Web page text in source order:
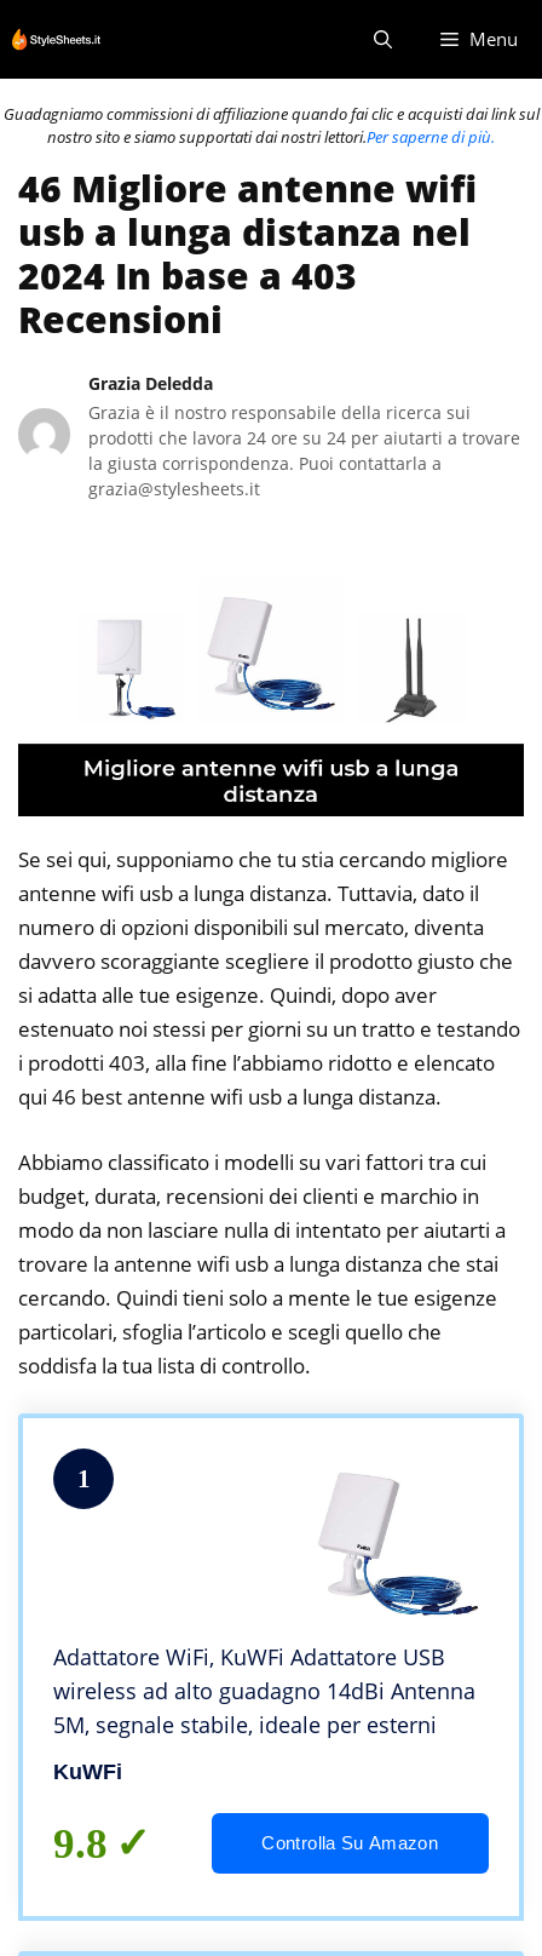
al
contenuto
Menu
Guadagniamo commissioni di affiliazione quando fai clic e acquisti dai link sul
nostro sito e siamo supportati dai nostri lettori.Per saperne di più.
46 Migliore antenne wifi
usb a lunga distanza nel
2024 In base a 403
Recensioni
Grazia Deledda
Grazia è il nostro responsabile della ricerca sui
prodotti che lavora 24 ore su 24 per aiutarti a trovare
la giusta corrispondenza. Puoi contattarla a
grazia@stylesheets.it
Se sei qui, supponiamo che tu stia cercando migliore
antenne wifi usb a lunga distanza. Tuttavia, dato il
numero di opzioni disponibili sul mercato, diventa
davvero scoraggiante scegliere il prodotto giusto che
si adatta alle tue esigenze. Quindi, dopo aver
estenuato noi stessi per giorni su un tratto e testando
i prodotti 403, alla fine l’abbiamo ridotto e elencato
qui 46 best antenne wifi usb a lunga distanza.
Abbiamo classificato i modelli su vari fattori tra cui
budget, durata, recensioni dei clienti e marchio in
modo da non lasciare nulla di intentato per aiutarti a
trovare la antenne wifi usb a lunga distanza che stai
cercando. Quindi tieni solo a mente le tue esigenze
particolari, sfoglia l’articolo e scegli quello che
soddisfa la tua lista di controllo.
1
Adattatore WiFi, KuWFi Adattatore USB
wireless ad alto guadagno 14dBi Antenna
5M, segnale stabile, ideale per esterni
KuWFi
9.8 Controlla Su Amazon